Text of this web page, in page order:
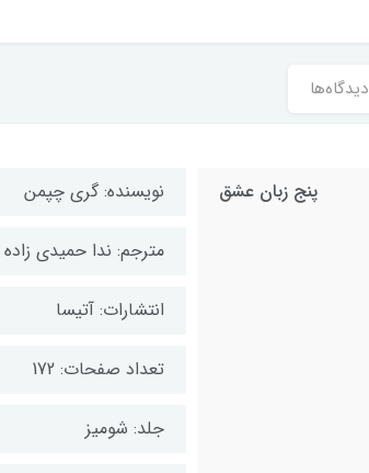
دیدگاه‌ها
پنج زبان عشق نویسنده: گری چپمن
مترجم: ندا حمیدی زاده
انتشارات: آتیسا
تعداد صفحات: 172
جلد: شومیز